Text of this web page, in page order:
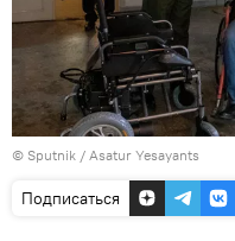
© Sputnik / Asatur Yesayants
Подписаться